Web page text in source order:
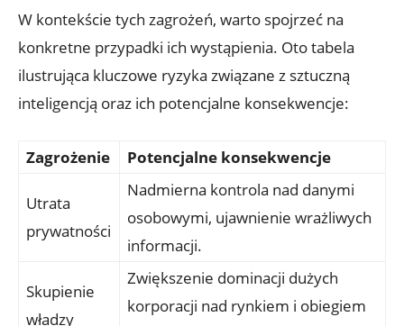
W kontekście tych zagrożeń, warto spojrzeć na
konkretne przypadki ich wystąpienia. Oto tabela
ilustrująca kluczowe ryzyka związane ‍z sztuczną
inteligencją oraz ich potencjalne‍ konsekwencje:
Zagrożenie Potencjalne konsekwencje
Utrata⁤
prywatności
Nadmierna kontrola nad danymi
osobowymi, ‌ujawnienie wrażliwych
informacji.
Skupienie
władzy
Zwiększenie dominacji​ dużych
korporacji nad ‌rynkiem ⁤i obiegiem